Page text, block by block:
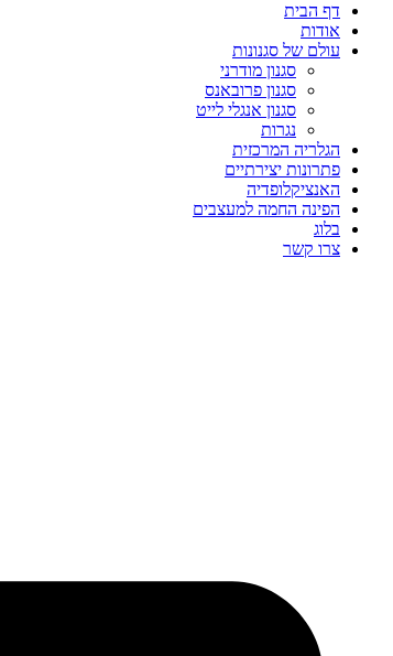
דף הבית
אודות
עולם של סגנונות
סגנון מודרני
סגנון פרובאנס
סגנון אנגלי לייט
נגרות
הגלריה המרכזית
פתרונות יצירתיים
האנציקלופדיה
הפינה החמה למעצבים
בלוג
צרו קשר